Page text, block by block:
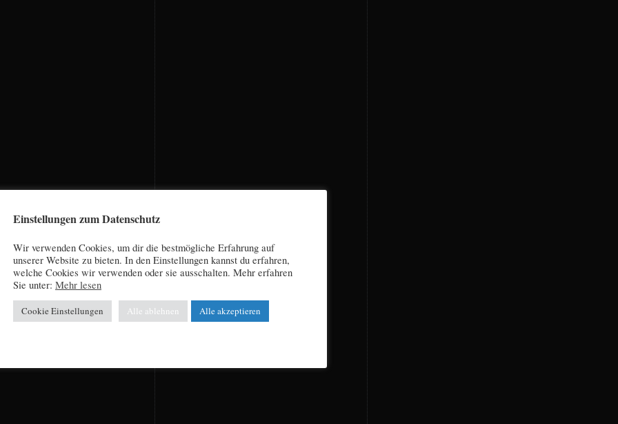
Einstellungen zum Datenschutz
Wir verwenden Cookies, um dir die bestmögliche Erfahrung auf
unserer Website zu bieten. In den Einstellungen kannst du erfahren,
welche Cookies wir verwenden oder sie ausschalten. Mehr erfahren
Sie unter: Mehr lesen
Cookie Einstellungen Alle ablehnen Alle akzeptieren